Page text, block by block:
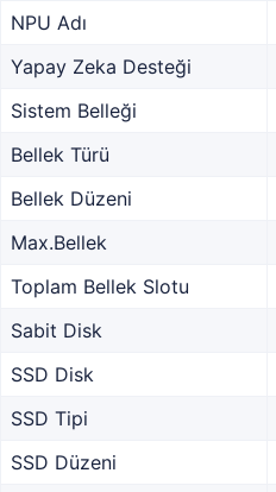
NPU Adı
Yapay Zeka Desteği
Sistem Belleği
Bellek Türü
Bellek Düzeni
Max.Bellek
Toplam Bellek Slotu
Sabit Disk
SSD Disk
SSD Tipi
SSD Düzeni